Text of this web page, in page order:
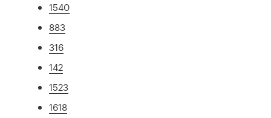
1540
883
316
142
1523
1618